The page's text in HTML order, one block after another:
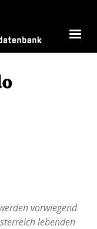
vorwiegend
lebenden